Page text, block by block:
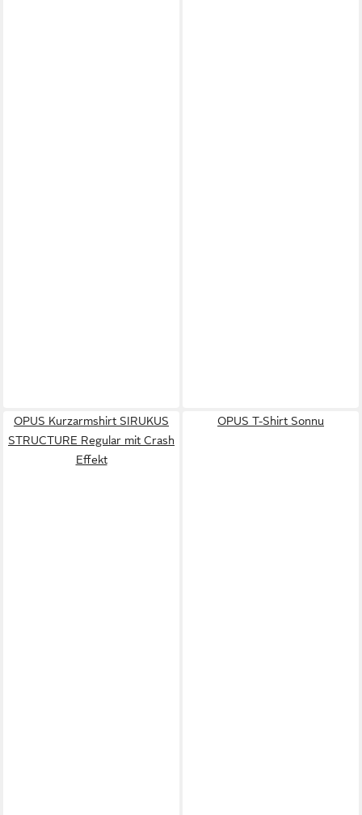
OPUS Kurzarmshirt SIRUKUS
STRUCTURE Regular mit Crash
Effekt
OPUS T-Shirt Sonnu